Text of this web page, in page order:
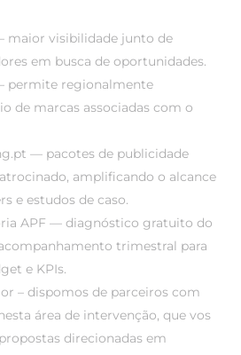
maior visibilidade junto de
em busca de oportunidades.
permite regionalmente
de marcas associadas com o
— pacotes de publicidade
amplificando o alcance
e estudos de caso.
APF — diagnóstico gratuito do
trimestral para
e KPIs.
– dispomos de parceiros com
área de intervenção, que vos
direcionadas em